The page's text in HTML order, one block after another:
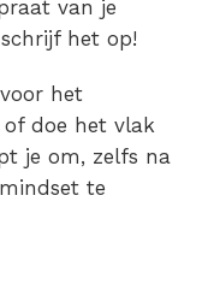
van je
het op!
het
of doe het vlak
je om, zelfs na
te